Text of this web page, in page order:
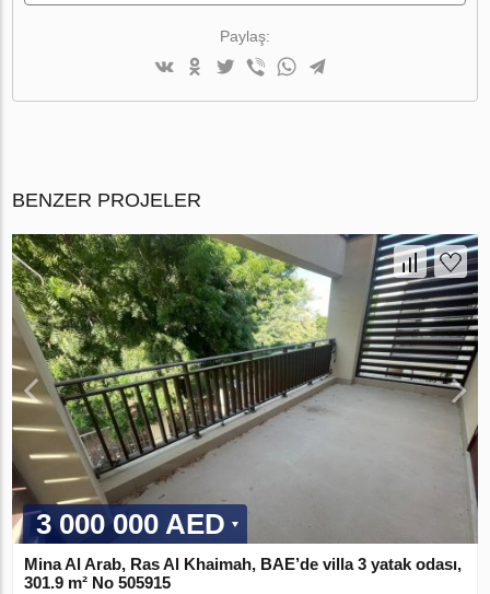
Paylaş:
BENZER PROJELER
3 000 000 AED
Mina Al Arab, Ras Al Khaimah, BAE’de villa 3 yatak odası,
301.9 m² No 505915